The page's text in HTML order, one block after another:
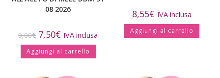
08 2026
9,00€ 7,50€ IVA inclusa
Aggiungi al carrello
8,55€ IVA inclusa
Aggiungi al carrello